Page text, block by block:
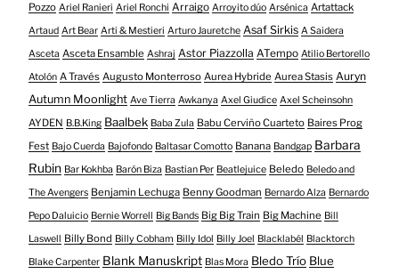
Pozzo Ariel Ranieri Ariel Ronchi Arraigo Arroyito dúo Arsénica Artattack
Artaud Art Bear Arti & Mestieri Arturo Jauretche Asaf Sirkis A Saidera
Asceta Asceta Ensamble Ashraj Astor Piazzolla ATempo Atilio Bertorello
Atolón A Través Augusto Monterroso Aurea Hybride Aurea Stasis Auryn
Autumn Moonlight Ave Tierra Awkanya Axel Giudice Axel Scheinsohn
AYDEN B.B.King Baalbek Baba Zula Babu Cerviño Cuarteto Baires Prog
Fest Bajo Cuerda Bajofondo Baltasar Comotto Banana Bandgap Barbara
Rubin Bar Kokhba Barón Biza Bastian Per Beatlejuice Beledo Beledo and
The Avengers Benjamin Lechuga Benny Goodman Bernardo Alza Bernardo
Pepo Daluicio Bernie Worrell Big Bands Big Big Train Big Machine Bill
Laswell
Billy Bond Billy Cobham Billy Idol Billy Joel Blacklabél Blacktorch
Blake Carpenter Blank Manuskript Blas Mora Bledo Trío Blue